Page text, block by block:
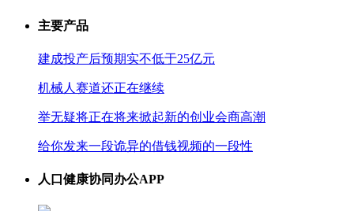
主要产品
建成投产后预期实不低于25亿元
机械人赛道还正在继续
举无疑将正在将来掀起新的创业会商高潮
给你发来一段诡异的借钱视频的一段性
人口健康协同办公APP